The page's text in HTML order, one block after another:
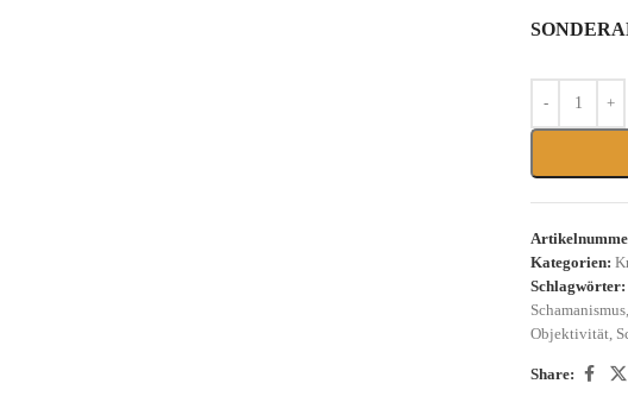
Kategorien:
Schlagwörter:
Schamanismus
Objektivität
Share: